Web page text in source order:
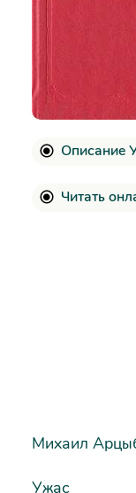
Описание
Читать
Михаил
Ужас